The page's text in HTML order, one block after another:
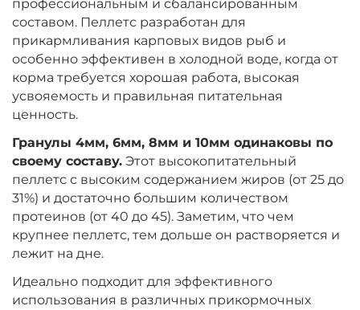
Диаметр:
профессиональным и сбалансированным
составом. Пеллетс разработан для
прикармливания карповых видов рыб и
особенно эффективен в холодной воде, когда от
корма требуется хорошая работа, высокая
усвояемость и правильная питательная
ценность.
Гранулы 4мм, 6мм, 8мм и 10мм одинаковы по
своему составу. Этот высокопитательный
пеллетс с высоким содержанием жиров (от 25 до
31%) и достаточно большим количеством
протеинов (от 40 до 45). Заметим, что чем
крупнее пеллетс, тем дольше он растворяется и
лежит на дне.
Идеально подходит для эффективного
использования в различных прикормочных